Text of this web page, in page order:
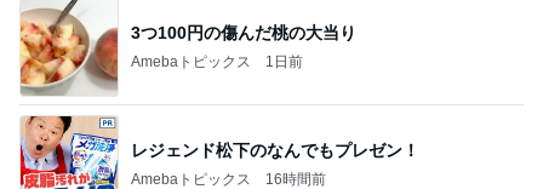
3つ100円の傷んだ桃の大当り
Amebaトピックス 1日前
レジェンド松下のなんでもプレゼン！
Amebaトピックス 16時間前